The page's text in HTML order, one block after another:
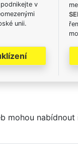
v
unii.
mohou